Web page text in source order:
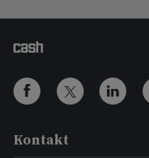
Kontakt